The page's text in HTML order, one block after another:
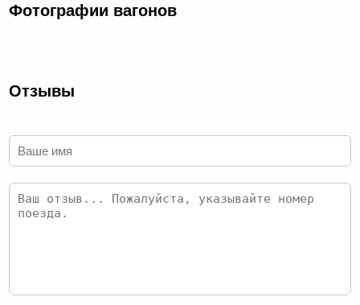
Фотографии вагонов
Отзывы